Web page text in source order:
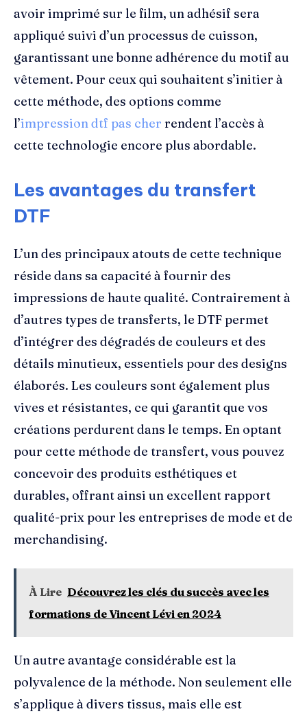
avoir imprimé sur le film, un adhésif sera
appliqué suivi d’un processus de cuisson,
garantissant une bonne adhérence du motif au
vêtement. Pour ceux qui souhaitent s’initier à
cette méthode, des options comme
l’impression dtf pas cher rendent l’accès à
cette technologie encore plus abordable.
Les avantages du transfert
DTF
L’un des principaux atouts de cette technique
réside dans sa capacité à fournir des
impressions de haute qualité. Contrairement à
d’autres types de transferts, le DTF permet
d’intégrer des dégradés de couleurs et des
détails minutieux, essentiels pour des designs
élaborés. Les couleurs sont également plus
vives et résistantes, ce qui garantit que vos
créations perdurent dans le temps. En optant
pour cette méthode de transfert, vous pouvez
concevoir des produits esthétiques et
durables, offrant ainsi un excellent rapport
qualité-prix pour les entreprises de mode et de
merchandising.
À Lire Découvrez les clés du succès avec les
formations de Vincent Lévi en 2024
Un autre avantage considérable est la
polyvalence de la méthode. Non seulement elle
s’applique à divers tissus, mais elle est